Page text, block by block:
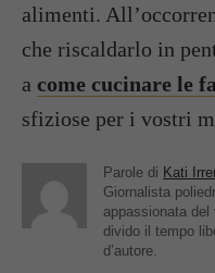
alimenti.
che riscaldarlo in
a come cucinare le
sfiziose per i vostri
Parole di Kati
Giornalista
appassionata del
divido il tempo
d’autore.